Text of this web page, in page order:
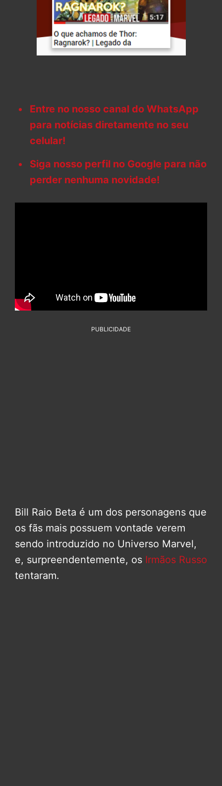
Entre no nosso canal do WhatsApp
para notícias diretamente no seu
celular!
Siga nosso perfil no Google para não
perder nenhuma novidade!
PUBLICIDADE
Bill Raio Beta é um dos personagens que
os fãs mais possuem vontade verem
sendo introduzido no Universo Marvel,
e, surpreendentemente, os Irmãos Russo
tentaram.